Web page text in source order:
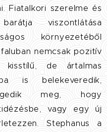
Fiatalkori szerelme és
viszontlátása
környezetéből
nemcsak pozitív
kisstílű, de ártalmas
is belekeveredik,
meg, hogy
vagy egy új
Stephanus a